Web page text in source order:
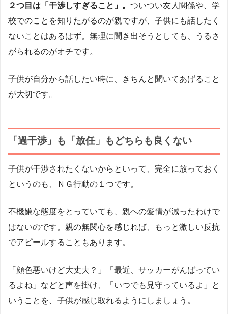
２つ目は「干渉しすぎること」。 ついつい友人関係や、学
校でのことを知りたがるのが親ですが、子供にも話したく
ないことはあるはず。無理に聞き出そうとしても、うるさ
がられるのがオチです。
子供が自分から話したい時に、きちんと聞いてあげること
が大切です。
「過干渉」も「放任」もどちらも良くない
子供が干渉されたくないからといって、完全に放っておく
というのも、ＮＧ行動の１つです。
不機嫌な態度をとっていても、親への愛情が減ったわけで
はないのです。親の無関心を感じれば、もっと激しい反抗
でアピールすることもあります。
「顔色悪いけど大丈夫？」「最近、サッカーがんばってい
るよね」などと声を掛け、「いつでも見守っているよ」と
いうことを、子供が感じ取れるようにしましょう。